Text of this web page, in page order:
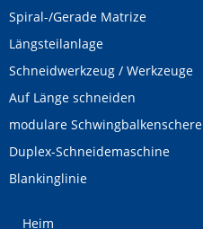
Spiral-/Gerade Matrize
Längsteilanlage
Schneidwerkzeug / Werkzeuge
Auf Länge schneiden
modulare Schwingbalkenschere
Duplex-Schneidemaschine
Blankinglinie
Heim